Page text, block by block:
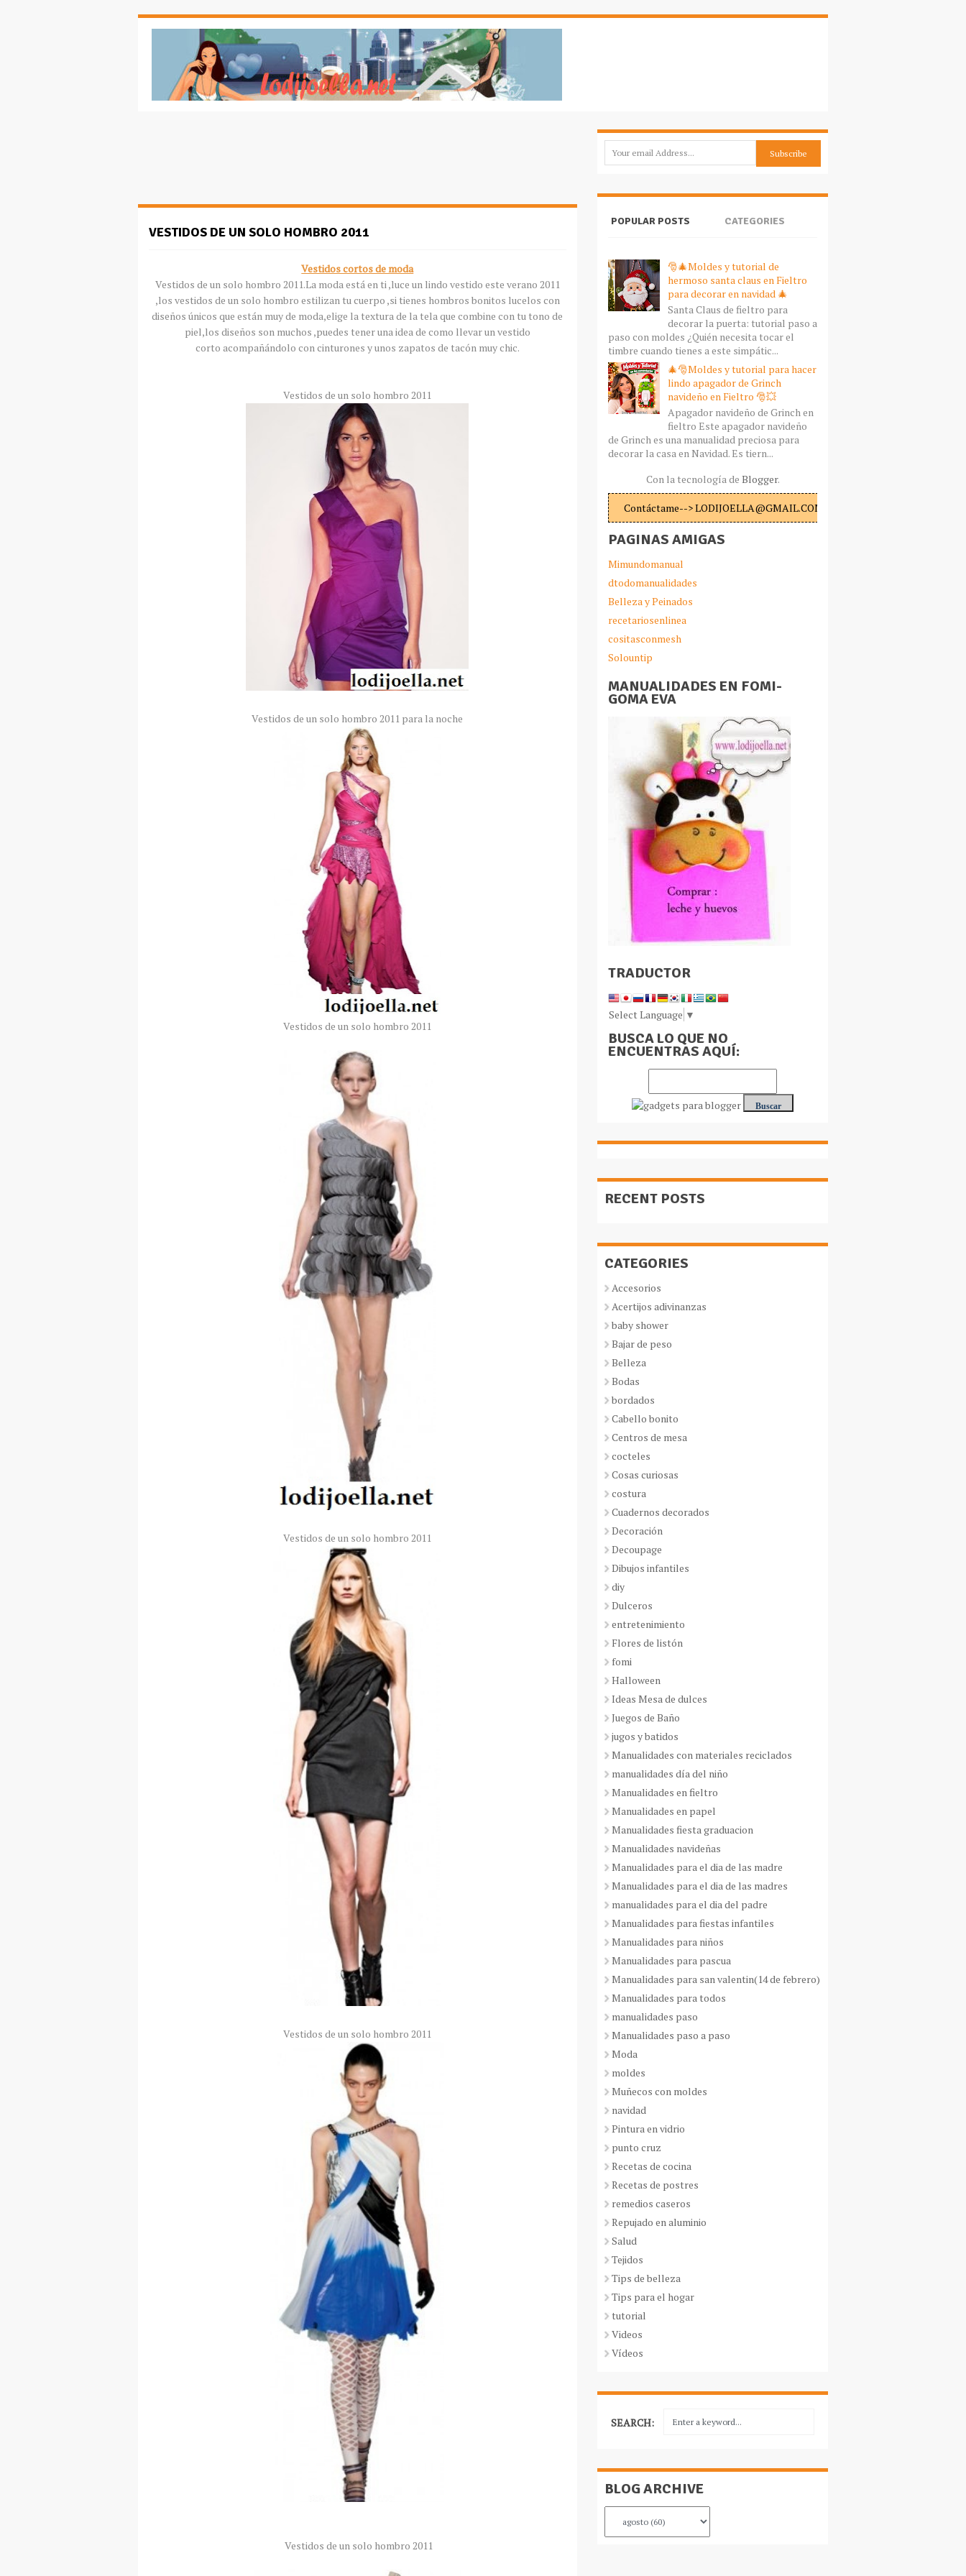
VESTIDOS DE UN SOLO HOMBRO 2011
Vestidos cortos de moda
Vestidos de un solo hombro 2011.La moda está en ti ,luce un lindo vestido este verano 2011
,los vestidos de un solo hombro estilizan tu cuerpo ,si tienes hombros bonitos lucelos con
diseños únicos que están muy de moda,elige la textura de la tela que combine con tu tono de
piel,los diseños son muchos ,puedes tener una idea de como llevar un vestido
corto acompañándolo con cinturones y unos zapatos de tacón muy chic.
Vestidos de un solo hombro 2011
Vestidos de un solo hombro 2011 para la noche
Vestidos de un solo hombro 2011
Vestidos de un solo hombro 2011
Vestidos de un solo hombro 2011
Vestidos de un solo hombro 2011
POPULAR POSTS CATEGORIES
🎅🎄Moldes y tutorial de
hermoso santa claus en Fieltro
para decorar en navidad 🎄
Santa Claus de fieltro para
decorar la puerta: tutorial paso a
paso con moldes ¿Quién necesita tocar el
timbre cuando tienes a este simpátic...
🎄🎅Moldes y tutorial para hacer
lindo apagador de Grinch
navideño en Fieltro 🎅💥
Apagador navideño de Grinch en
fieltro Este apagador navideño
de Grinch es una manualidad preciosa para
decorar la casa en Navidad. Es tiern...
Con la tecnología de Blogger.
Contáctame--> LODIJOELLA@GMAIL.COM
PAGINAS AMIGAS
Mimundomanual
dtodomanualidades
Belleza y Peinados
recetariosenlinea
cositasconmesh
Solountip
MANUALIDADES EN FOMI-
GOMA EVA
TRADUCTOR
Select Language ▼
BUSCA LO QUE NO
ENCUENTRAS AQUÍ:
RECENT POSTS
CATEGORIES
Accesorios
Acertijos adivinanzas
baby shower
Bajar de peso
Belleza
Bodas
bordados
Cabello bonito
Centros de mesa
cocteles
Cosas curiosas
costura
Cuadernos decorados
Decoración
Decoupage
Dibujos infantiles
diy
Dulceros
entretenimiento
Flores de listón
fomi
Halloween
Ideas Mesa de dulces
Juegos de Baño
jugos y batidos
Manualidades con materiales reciclados
manualidades día del niño
Manualidades en fieltro
Manualidades en papel
Manualidades fiesta graduacion
Manualidades navideñas
Manualidades para el dia de las madre
Manualidades para el dia de las madres
manualidades para el dia del padre
Manualidades para fiestas infantiles
Manualidades para niños
Manualidades para pascua
Manualidades para san valentin(14 de febrero)
Manualidades para todos
manualidades paso
Manualidades paso a paso
Moda
moldes
Muñecos con moldes
navidad
Pintura en vidrio
punto cruz
Recetas de cocina
Recetas de postres
remedios caseros
Repujado en aluminio
Salud
Tejidos
Tips de belleza
Tips para el hogar
tutorial
Videos
Vídeos
SEARCH:
BLOG ARCHIVE